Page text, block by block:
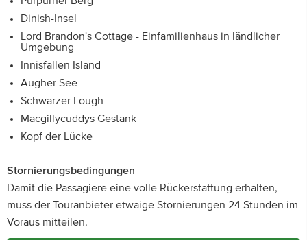
Dinish-Insel
Lord Brandon's Cottage - Einfamilienhaus in ländlicher
Umgebung
Innisfallen Island
Augher See
Schwarzer Lough
Macgillycuddys Gestank
Kopf der Lücke
Stornierungsbedingungen
Damit die Passagiere eine volle Rückerstattung erhalten,
muss der Touranbieter etwaige Stornierungen 24 Stunden im
Voraus mitteilen.